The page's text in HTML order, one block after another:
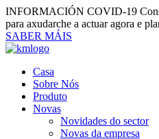
INFORMACIÓN COVID-19
para axudarche a actuar agora e
SABER MÁIS
Casa
Sobre Nós
Produto
Novas
Novidades do sector
Novas da empresa